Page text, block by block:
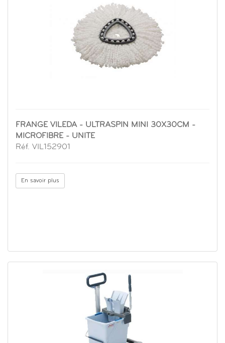
FRANGE VILEDA - ULTRASPIN MINI 30X30CM -
MICROFIBRE - UNITE
Réf. VIL152901
En savoir plus